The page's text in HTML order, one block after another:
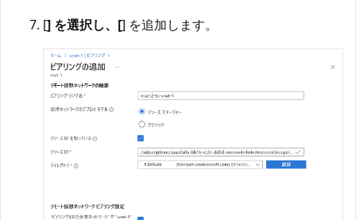
[] を選択し、[] を追加します。